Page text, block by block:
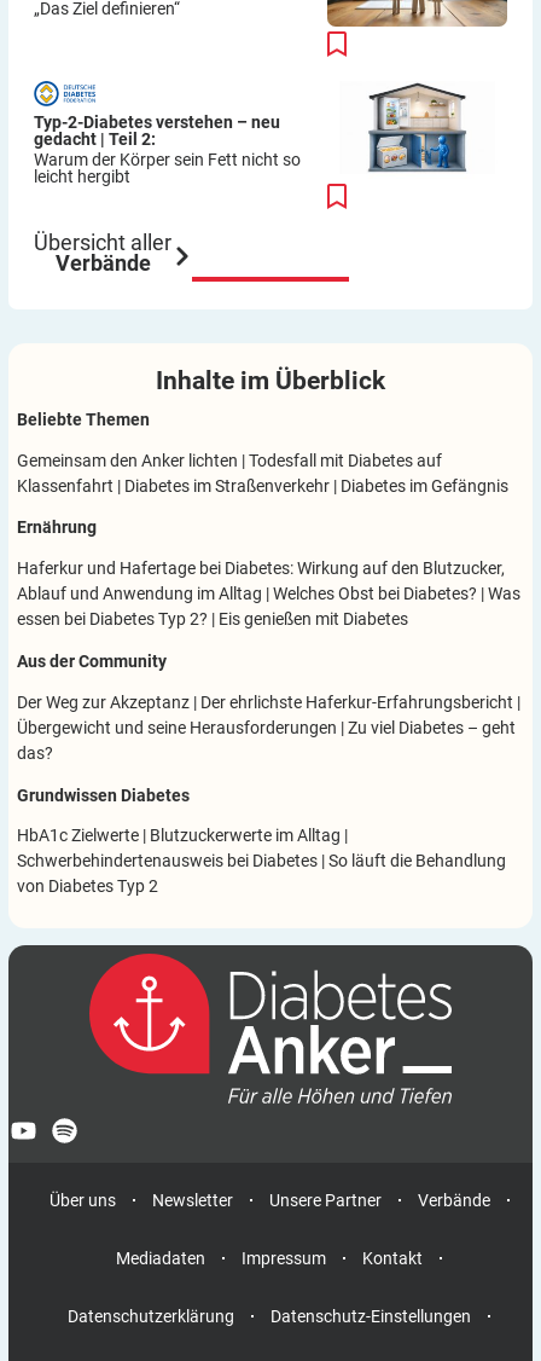
„Das Ziel definieren“
Typ-2-Diabetes verstehen – neu
gedacht | Teil 2:
Warum der Körper sein Fett nicht so
leicht hergibt
Übersicht aller
Verbände
Inhalte im Überblick
Beliebte Themen
Gemeinsam den Anker lichten |Todesfall mit Diabetes auf
Klassenfahrt | Diabetes im Straßenverkehr | Diabetes im Gefängnis
Ernährung
Haferkur und Hafertage bei Diabetes: Wirkung auf den Blutzucker,
Ablauf und Anwendung im Alltag |Welches Obst bei Diabetes? |Was
essen bei Diabetes Typ 2? | Eis genießen mit Diabetes
Aus der Community
Der Weg zur Akzeptanz | Der ehrlichste Haferkur-Erfahrungsbericht |
Übergewicht und seine Herausforderungen |Zu viel Diabetes – geht
das?
Grundwissen Diabetes
HbA1c Zielwerte | Blutzuckerwerte im Alltag |
Schwerbehindertenausweis bei Diabetes |So läuft die Behandlung
von Diabetes Typ 2
Über uns Newsletter Unsere Partner Verbände
Mediadaten Impressum Kontakt
Datenschutzerklärung Datenschutz-Einstellungen